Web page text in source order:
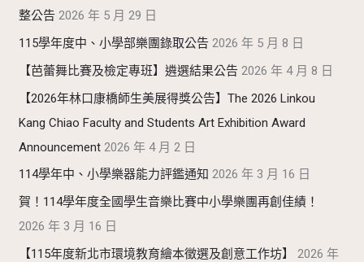
整公告 2026 年 5 月 29 日
115學年度中、小學部樂團錄取公告 2026 年 5 月 8 日
【芭蕾舞比賽及檢定專班】遴選結果公告 2026 年 4 月 8 日
【2026年林口康橋師生美展得獎公告】The 2026 Linkou
Kang Chiao Faculty and Students Art Exhibition Award
Announcement 2026 年 4 月 2 日
114學年中、小學樂器能力評鑑通知 2026 年 3 月 16 日
賀！114學年度全國學生音樂比賽中小學樂團再創佳績！
2026 年 3 月 16 日
【115年度新北市環境教育繪本徵選及創意工作坊】
2026 年